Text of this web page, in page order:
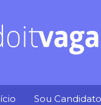
Sou Candidato